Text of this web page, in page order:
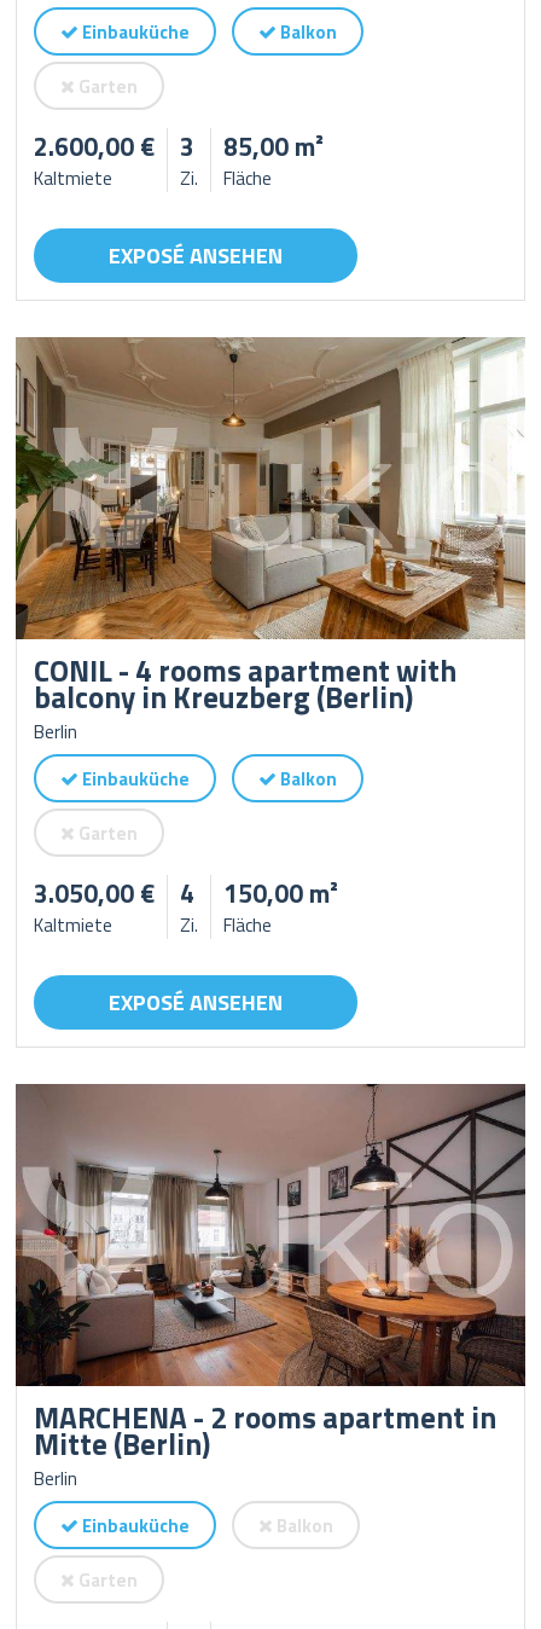
Einbauküche
Balkon
Garten
2.600,00 €
Kaltmiete
3
Zi.
85,00 m²
Fläche
EXPOSÉ ANSEHEN
CONIL - 4 rooms apartment with
balcony in Kreuzberg (Berlin)
Berlin
Einbauküche
Balkon
Garten
3.050,00 €
Kaltmiete
4
Zi.
150,00 m²
Fläche
EXPOSÉ ANSEHEN
MARCHENA - 2 rooms apartment in
Mitte (Berlin)
Berlin
Einbauküche
Balkon
Garten